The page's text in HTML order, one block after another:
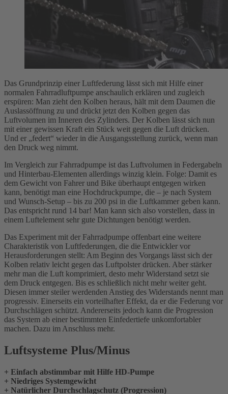
Das Grundprinzip einer Luftfederung lässt sich mit Hilfe einer
normalen Fahrradluftpumpe anschaulich erklären und zugleich
erspüren: Man zieht den Kolben heraus, hält mit dem Daumen die
Auslassöffnung zu und drückt jetzt den Kolben gegen das
Luftvolumen im Inneren des Zylinders. Der Kolben lässt sich nun
mit einer gewissen Kraft ein Stück weit gegen die Luft drücken.
Und er „federt“ wieder in die Ausgangsstellung zurück, wenn man
den Druck weg nimmt.
Im Vergleich zur Fahrradpumpe ist das Luftvolumen in Federgabeln
und Hinterbau-Elementen allerdings winzig klein. Folge: Damit es
dem Gewicht von Fahrer und Bike überhaupt entgegen wirken
kann, benötigt man eine Hochdruckpumpe, die – je nach System
und Wunsch-Setup – bis zu 200 psi in die Luftkammer geben kann.
Das entspricht rund 14 bar! Man kann sich also vorstellen, dass in
einem Luftelement sehr gute Dichtungen benötigt werden.
Das Experiment mit der Fahrradpumpe offenbart eine weitere
Charakteristik von Luftfederungen, die die Entwickler vor
Herausforderungen stellt: Am Beginn des Vorgangs lässt sich der
Kolben relativ leicht gegen das Luftpolster drücken. Aber stärker
mehr man die Luft komprimiert, desto mehr Widerstand setzt sie
dem Druck entgegen. Bis es schließlich nicht mehr weiter geht.
Diesen immer steiler werdenden Anstieg des Widerstands nennt man
progressiv. Einerseits ein vorteilhafter Effekt, da er die Federung vor
Durchschlägen schützt. Andererseits jedoch kann die Progression
das System ab einer bestimmten Einfedertiefe unkomfortabler
machen. Dazu im Anschluss mehr.
Luftsysteme Plus/Minus
+ Einfach abstimmbar mit Hilfe HD-Pumpe
+ Niedriges Systemgewicht
+ Natürlicher Durchschlagschutz (Progression)